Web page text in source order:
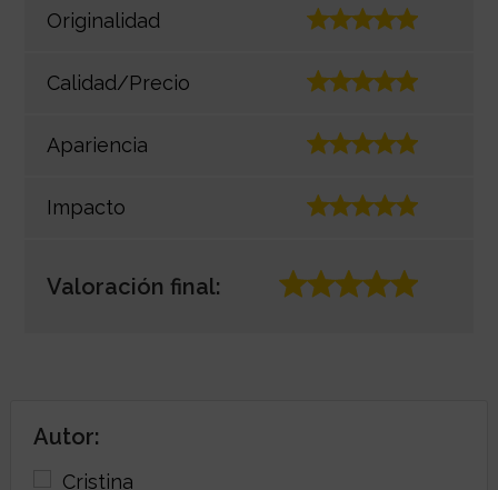
Originalidad
Calidad/Precio
Apariencia
Impacto
Valoración final:
Autor: